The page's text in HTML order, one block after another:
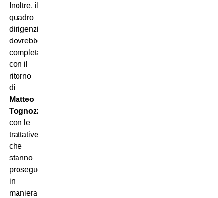
Inoltre, il
quadro
dirigenziale
dovrebbe
completarsi
con il
ritorno
di
Matteo
Tognozzi
con le
trattative
che
stanno
proseguendo
in
maniera